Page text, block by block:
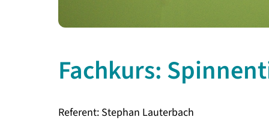
Fachkurs:
Referent: Stephan Lauterbach